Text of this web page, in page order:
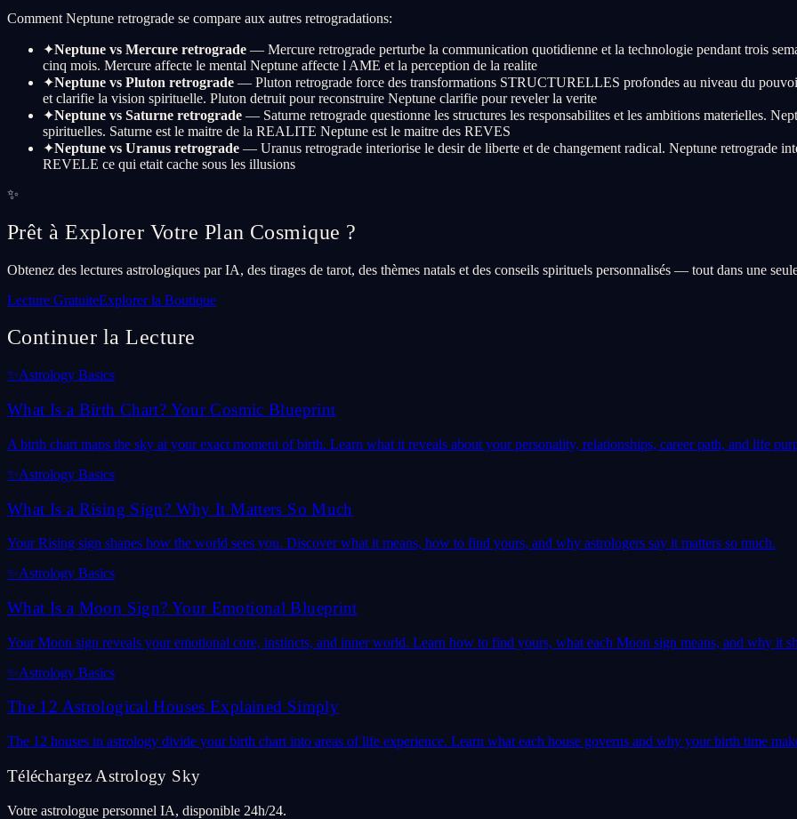
Comment Neptune retrograde se compare aux autres retrogradations:
✦Neptune vs Mercure retrograde — Mercure retrograde perturbe la communication quotidienne et la technologie pendant trois
cinq mois. Mercure affecte le mental Neptune affecte l AME et la perception de la realite
✦Neptune vs Pluton retrograde — Pluton retrograde force des transformations STRUCTURELLES profondes au niveau du
et clarifie la vision spirituelle. Pluton detruit pour reconstruire Neptune clarifie pour reveler la verite
✦Neptune vs Saturne retrograde — Saturne retrograde questionne les structures les responsabilites et les ambitions materielles.
spirituelles. Saturne est le maitre de la REALITE Neptune est le maitre des REVES
✦Neptune vs Uranus retrograde — Uranus retrograde interiorise le desir de liberte et de changement radical. Neptune retrograde
REVELE ce qui etait cache sous les illusions
✨
Prêt à Explorer Votre Plan Cosmique ?
Obtenez des lectures astrologiques par IA, des tirages de tarot, des thèmes natals et des conseils spirituels personnalisés — tout dans une
Lecture GratuiteExplorer la Boutique
Continuer la Lecture
✨Astrology Basics
What Is a Birth Chart? Your Cosmic Blueprint
A birth chart maps the sky at your exact moment of birth. Learn what it reveals about your personality, relationships, career path, and life
✨Astrology Basics
What Is a Rising Sign? Why It Matters So Much
Your Rising sign shapes how the world sees you. Discover what it means, how to find yours, and why astrologers say it matters so much.
✨Astrology Basics
What Is a Moon Sign? Your Emotional Blueprint
Your Moon sign reveals your emotional core, instincts, and inner world. Learn how to find yours, what each Moon sign means, and why it
✨Astrology Basics
The 12 Astrological Houses Explained Simply
The 12 houses in astrology divide your birth chart into areas of life experience. Learn what each house governs and why your birth time
Téléchargez Astrology Sky
Votre astrologue personnel IA, disponible 24h/24.